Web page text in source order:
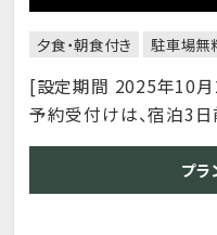
夕食・朝食付き 駐車場無
[設定期間 2025年10
予約受付けは、宿泊3
プラ